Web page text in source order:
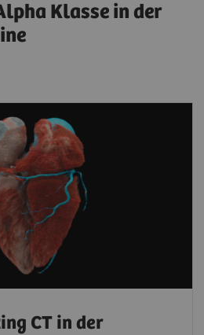
Klasse in der
CT in der